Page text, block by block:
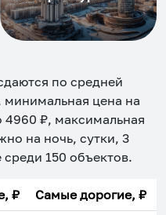
по средней
минимальная цена на
4960 ₽, максимальная
на ночь, сутки, 3
среди 150 объектов.
₽ Самые дорогие, ₽